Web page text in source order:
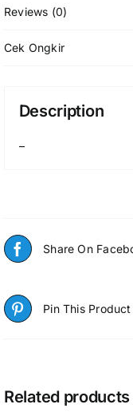
Reviews (0)
Cek Ongkir
Description
–
Share On
Pin This Product
Related products